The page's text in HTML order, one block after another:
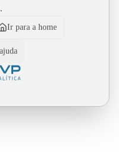
Ir para a home